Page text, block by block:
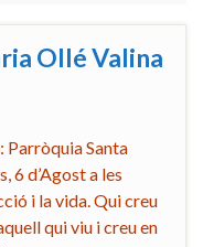
Ollé Valina
Parròquia Santa
6 d’Agost a les
i la vida. Qui creu
qui viu i creu en